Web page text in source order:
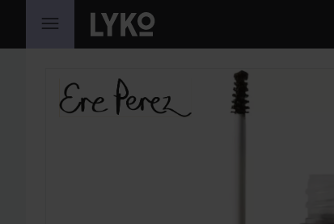
HOPPA TILL INNEHÅLLET
HOPPA ÖVER SEKTIONEN